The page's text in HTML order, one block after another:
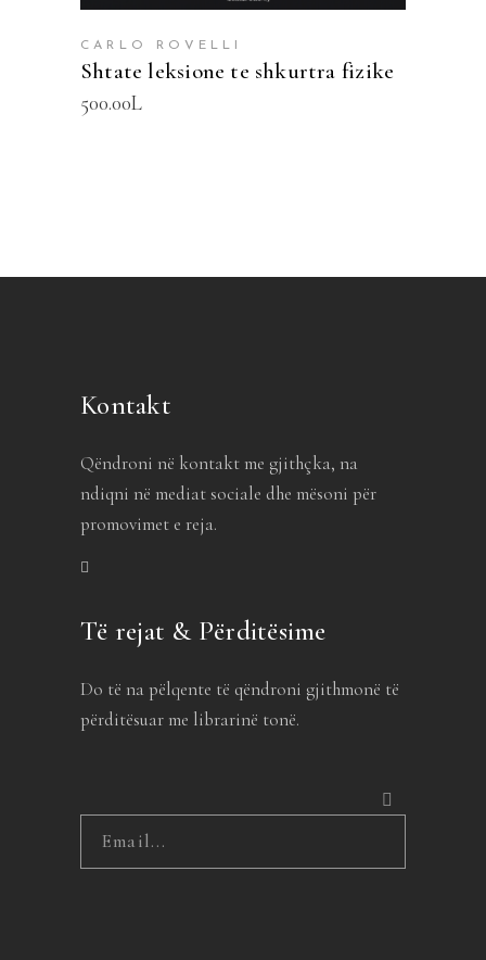
CARLO ROVELLI
Shtate leksione te shkurtra fizike
500.00L
Kontakt
Qëndroni në kontakt me gjithçka, na
ndiqni në mediat sociale dhe mësoni për
promovimet e reja.
Të rejat & Përditësime
Do të na pëlqente të qëndroni gjithmonë të
përditësuar me librarinë tonë.